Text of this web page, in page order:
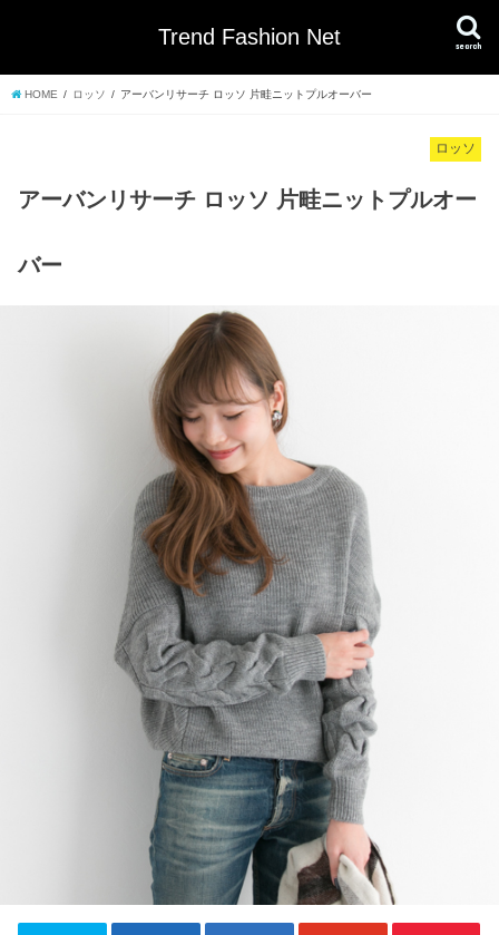
Trend Fashion Net search
HOME ロッソ アーバンリサーチ ロッソ 片畦ニットプルオーバー
ロッソ
アーバンリサーチ ロッソ 片畦ニットプルオー
バー